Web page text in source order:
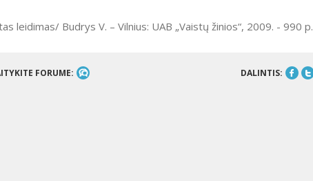
leidimas/ Budrys V. – Vilnius: UAB „Vaistų žinios“, 2009. - 990 p.
FORUME: DALINTIS: